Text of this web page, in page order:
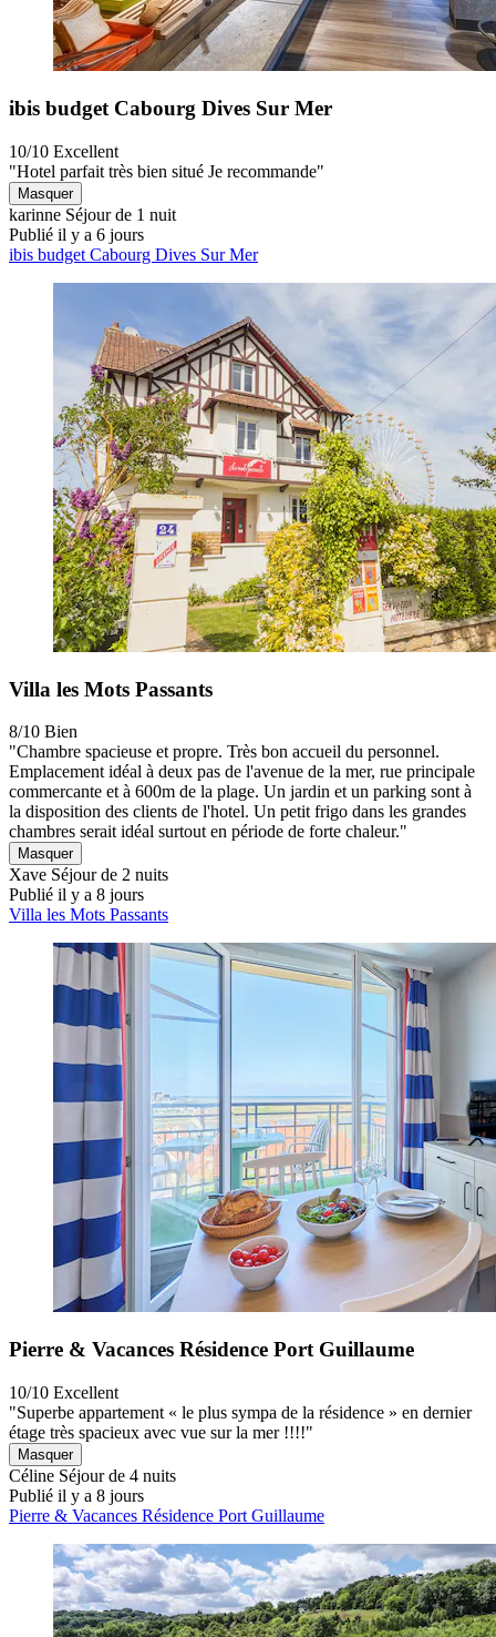
ibis budget Cabourg Dives Sur Mer
10/10 Excellent
"Hotel parfait très bien situé Je recommande"
Masquer
karinne Séjour de 1 nuit
Publié il y a 6 jours
ibis budget Cabourg Dives Sur Mer
Villa les Mots Passants
8/10 Bien
"Chambre spacieuse et propre. Très bon accueil du personnel.
Emplacement idéal à deux pas de l'avenue de la mer, rue principale
commercante et à 600m de la plage. Un jardin et un parking sont à
la disposition des clients de l'hotel. Un petit frigo dans les grandes
chambres serait idéal surtout en période de forte chaleur."
Masquer
Xave Séjour de 2 nuits
Publié il y a 8 jours
Villa les Mots Passants
Pierre & Vacances Résidence Port Guillaume
10/10 Excellent
"Superbe appartement « le plus sympa de la résidence » en dernier
étage très spacieux avec vue sur la mer !!!!"
Masquer
Céline Séjour de 4 nuits
Publié il y a 8 jours
Pierre & Vacances Résidence Port Guillaume